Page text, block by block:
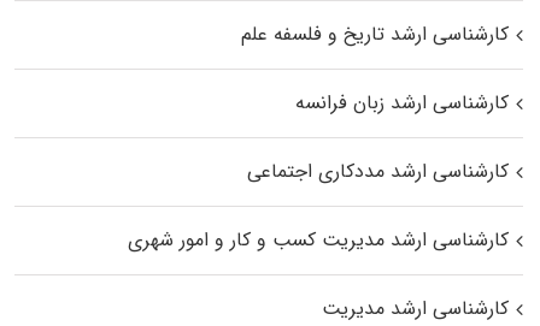
کارشناسی ارشد تاریخ و فلسفه علم
کارشناسی ارشد زبان فرانسه
کارشناسی ارشد مددکاری اجتماعی
کارشناسی ارشد مدیریت کسب و کار و امور شهری
کارشناسی ارشد مدیریت